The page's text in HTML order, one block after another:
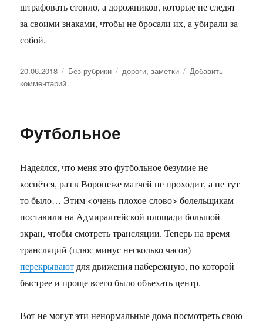
штрафовать стоило, а дорожников, которые не следят
за своими знаками, чтобы не бросали их, а убирали за
собой.
Опубликовано
20.06.2018 Рубрики
Без рубрики Метки
дороги,заметки
Добавить
комментарий
дорогах
Футбольное
Надеялся, что меня это футбольное безумие не
коснётся, раз в Воронеже матчей не проходит, а не тут
то было… Этим <очень-плохое-слово> болельщикам
поставили на Адмиралтейской площади большой
экран, чтобы смотреть трансляции. Теперь на время
трансляций (плюс минус несколько часов)
перекрывают для движения набережную, по которой
быстрее и проще всего было объехать центр.
Вот не могут эти ненормальные дома посмотреть свою